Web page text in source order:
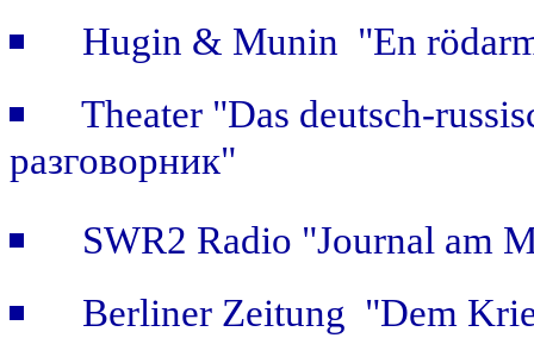
Hugin & Munin "En
Theater "Das deutsch-
разговорник"
SWR2 Radio "Journal am
Berliner Zeitung "Dem